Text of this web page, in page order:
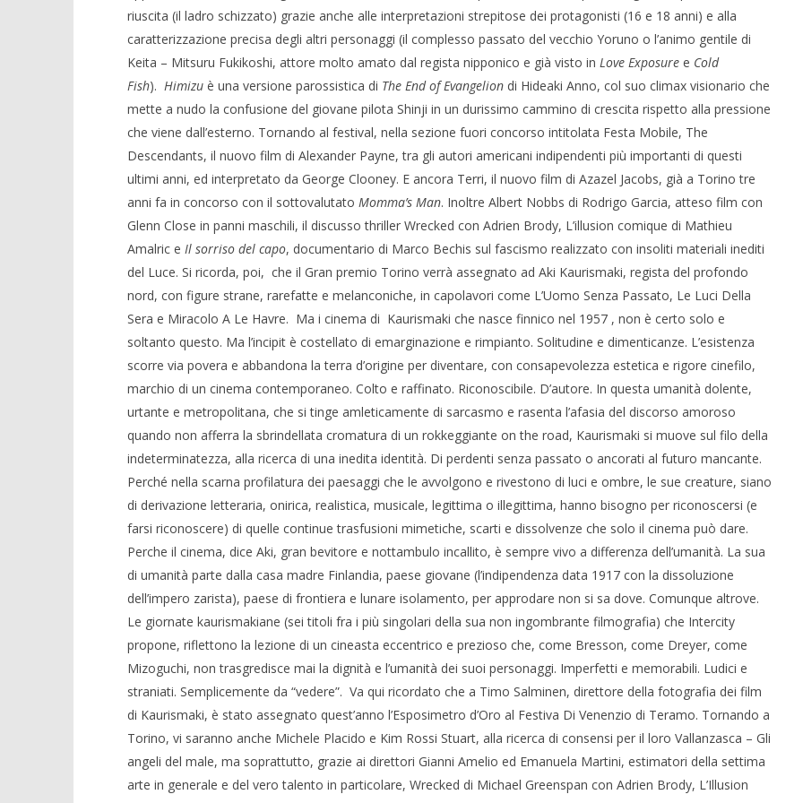
riuscita (il ladro schizzato) grazie anche alle interpretazioni strepitose dei protagonisti (16 e 18 anni) e alla
caratterizzazione precisa degli altri personaggi (il complesso passato del vecchio Yoruno o l’animo gentile di
Keita – Mitsuru Fukikoshi, attore molto amato dal regista nipponico e già visto in Love Exposuree Cold
Fish). Himizuè una versione parossistica di The End of Evangeliondi Hideaki Anno, col suo climax visionario che
mette a nudo la confusione del giovane pilota Shinji in un durissimo cammino di crescita rispetto alla pressione
che viene dall’esterno. Tornando al festival, nella sezione fuori concorso intitolata Festa Mobile, The
Descendants, il nuovo film di Alexander Payne, tra gli autori americani indipendenti più importanti di questi
ultimi anni, ed interpretato da George Clooney. E ancora Terri, il nuovo film di Azazel Jacobs, già a Torino tre
anni fa in concorso con il sottovalutato Momma’s Man. Inoltre Albert Nobbs di Rodrigo Garcia, atteso film con
Glenn Close in panni maschili, il discusso thriller Wrecked con Adrien Brody, L’illusion comique di Mathieu
Amalric e Il sorriso del capo, documentario di Marco Bechis sul fascismo realizzato con insoliti materiali inediti
del Luce. Si ricorda, poi, che il Gran premio Torino verrà assegnato ad Aki Kaurismaki, regista del profondo
nord, con figure strane, rarefatte e melanconiche, in capolavori come L’Uomo Senza Passato, Le Luci Della
Sera e Miracolo A Le Havre. Ma i cinema di Kaurismaki che nasce finnico nel 1957 , non è certo solo e
soltanto questo. Ma l’incipit è costellato di emarginazione e rimpianto. Solitudine e dimenticanze. L’esistenza
scorre via povera e abbandona la terra d’origine per diventare, con consapevolezza estetica e rigore cinefilo,
marchio di un cinema contemporaneo. Colto e raffinato. Riconoscibile. D’autore. In questa umanità dolente,
urtante e metropolitana, che si tinge amleticamente di sarcasmo e rasenta l’afasia del discorso amoroso
quando non afferra la sbrindellata cromatura di un rokkeggiante on the road, Kaurismaki si muove sul filo della
indeterminatezza, alla ricerca di una inedita identità. Di perdenti senza passato o ancorati al futuro mancante.
Perché nella scarna profilatura dei paesaggi che le avvolgono e rivestono di luci e ombre, le sue creature, siano
di derivazione letteraria, onirica, realistica, musicale, legittima o illegittima, hanno bisogno per riconoscersi (e
farsi riconoscere) di quelle continue trasfusioni mimetiche, scarti e dissolvenze che solo il cinema può dare.
Perche il cinema, dice Aki, gran bevitore e nottambulo incallito, è sempre vivo a differenza dell’umanità. La sua
di umanità parte dalla casa madre Finlandia, paese giovane (l’indipendenza data 1917 con la dissoluzione
dell’impero zarista), paese di frontiera e lunare isolamento, per approdare non si sa dove. Comunque altrove.
Le giornate kaurismakiane (sei titoli fra i più singolari della sua non ingombrante filmografia) che Intercity
propone, riflettono la lezione di un cineasta eccentrico e prezioso che, come Bresson, come Dreyer, come
Mizoguchi, non trasgredisce mai la dignità e l’umanità dei suoi personaggi. Imperfetti e memorabili. Ludici e
straniati. Semplicemente da “vedere”. Va qui ricordato che a Timo Salminen, direttore della fotografia dei film
di Kaurismaki, è stato assegnato quest’anno l’Esposimetro d’Oro al Festiva Di Venenzio di Teramo. Tornando a
Torino, vi saranno anche Michele Placido e Kim Rossi Stuart, alla ricerca di consensi per il loro Vallanzasca – Gli
angeli del male, ma soprattutto, grazie ai direttori Gianni Amelio ed Emanuela Martini, estimatori della settima
arte in generale e del vero talento in particolare, Wrecked di Michael Greenspan con Adrien Brody, L’Illusion